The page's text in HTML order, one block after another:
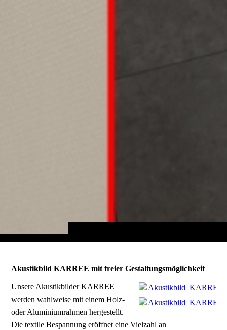
Akustikbild KARREE mit freier Gestaltungsmöglichkeit
Unsere Akustikbilder KARREE
werden wahlweise mit einem Holz-
oder Aluminiumrahmen hergestellt.
Die textile Bespannung eröffnet eine Vielzahl an